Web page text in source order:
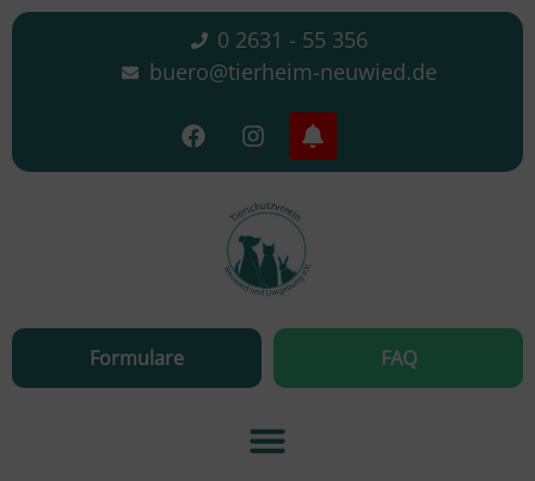
0 2631 - 55 356
buero@tierheim-neuwied.de
Formulare FAQ